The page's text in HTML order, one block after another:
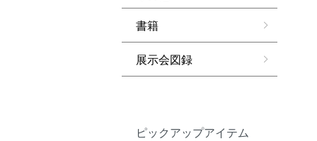
書籍
展示会図録
ピックアップアイテム